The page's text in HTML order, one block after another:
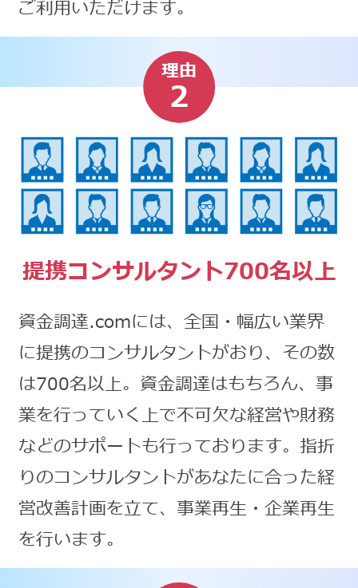
ご利用いただけます。
理由
2
提携コンサルタント700名以上
資金調達.comには、全国・幅広い業界
に提携のコンサルタントがおり、その数
は700名以上。資金調達はもちろん、事
業を行っていく上で不可欠な経営や財務
などのサポートも行っております。指折
りのコンサルタントがあなたに合った経
営改善計画を立て、事業再生・企業再生
を行います。